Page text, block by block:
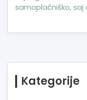
samoplačniško, saj
Kategorije